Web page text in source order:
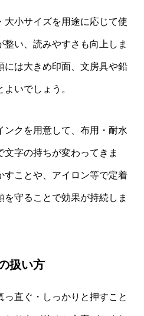
大小サイズを用途に応じて使
い、読みやすさも向上しま
には大きめ印面、文房具や鉛
いでしょう。
ンクを用意して、布用・耐水
字の持ちが変わってきま
すことや、アイロン等で定着
守ることで効果が持続しま
扱い方
っ直ぐ・しっかりと押すこと